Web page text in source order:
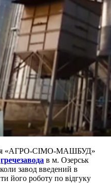
«АГРО-СІМО-МАШБУД»
гречезавода в м. Озерськ
коли завод введений в
його роботу по відгуку